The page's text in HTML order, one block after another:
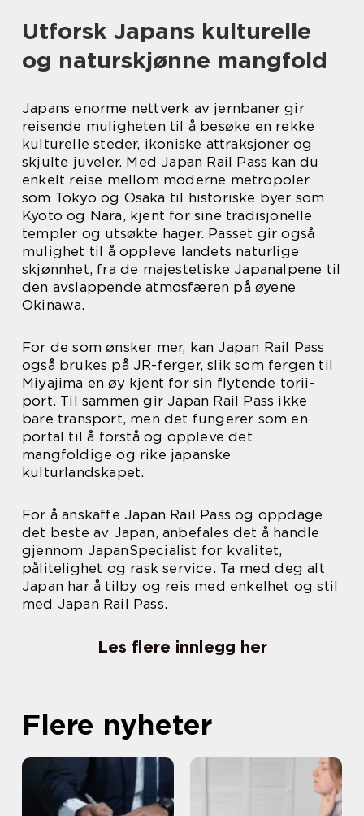
Utforsk Japans kulturelle
og naturskjønne mangfold
Japans enorme nettverk av jernbaner gir
reisende muligheten til å besøke en rekke
kulturelle steder, ikoniske attraksjoner og
skjulte juveler. Med Japan Rail Pass kan du
enkelt reise mellom moderne metropoler
som Tokyo og Osaka til historiske byer som
Kyoto og Nara, kjent for sine tradisjonelle
templer og utsøkte hager. Passet gir også
mulighet til å oppleve landets naturlige
skjønnhet, fra de majestetiske Japanalpene til
den avslappende atmosfæren på øyene
Okinawa.
For de som ønsker mer, kan Japan Rail Pass
også brukes på JR-ferger, slik som fergen til
Miyajima en øy kjent for sin flytende torii-
port. Til sammen gir Japan Rail Pass ikke
bare transport, men det fungerer som en
portal til å forstå og oppleve det
mangfoldige og rike japanske
kulturlandskapet.
For å anskaffe Japan Rail Pass og oppdage
det beste av Japan, anbefales det å handle
gjennom JapanSpecialist for kvalitet,
pålitelighet og rask service. Ta med deg alt
Japan har å tilby og reis med enkelhet og stil
med Japan Rail Pass.
Les flere innlegg her
Flere nyheter